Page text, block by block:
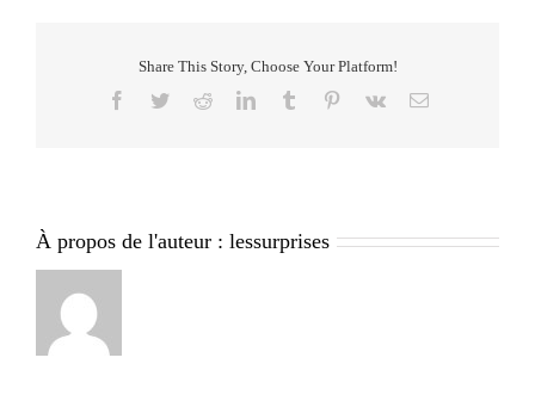
Share This Story, Choose Your Platform!
Facebook
TwitterRedditLinkedInTumblr Pinterest
Vk Email
À propos de l'auteur : lessurprises